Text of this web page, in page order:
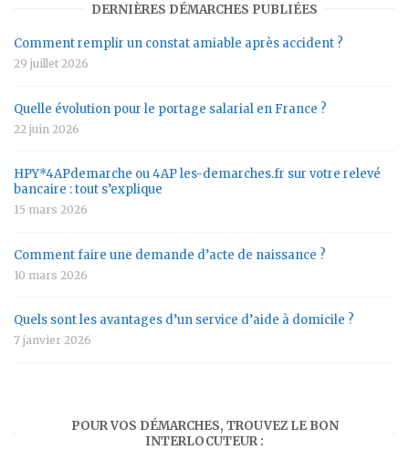
DERNIÈRES DÉMARCHES PUBLIÉES
Comment remplir un constat amiable après accident ?
29 juillet 2026
Quelle évolution pour le portage salarial en France ?
22 juin 2026
HPY*4APdemarche ou 4AP les-demarches.fr sur votre relevé
bancaire : tout s’explique
15 mars 2026
Comment faire une demande d’acte de naissance ?
10 mars 2026
Quels sont les avantages d’un service d’aide à domicile ?
7 janvier 2026
POUR VOS DÉMARCHES, TROUVEZ LE BON
INTERLOCUTEUR :